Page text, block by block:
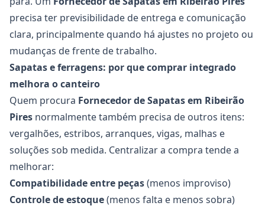
precisa ter previsibilidade de entrega e comunicação
clara, principalmente quando há ajustes no projeto ou
mudanças de frente de trabalho.
Sapatas e ferragens: por que comprar integrado
melhora o canteiro
Quem procura Fornecedor de Sapatasem Ribeirão
Pires normalmente também precisa de outros itens:
vergalhões, estribos, arranques, vigas, malhas e
soluções sob medida. Centralizar a compra tende a
melhorar:
Compatibilidade entre peças(menos improviso)
Controle de estoque(menos falta e menos sobra)